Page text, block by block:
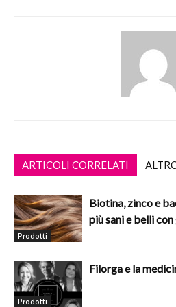
ARTICOLI CORRELATI
Prodotti
Biotina, zinco e
più sani e belli
Prodotti
Filorga e la